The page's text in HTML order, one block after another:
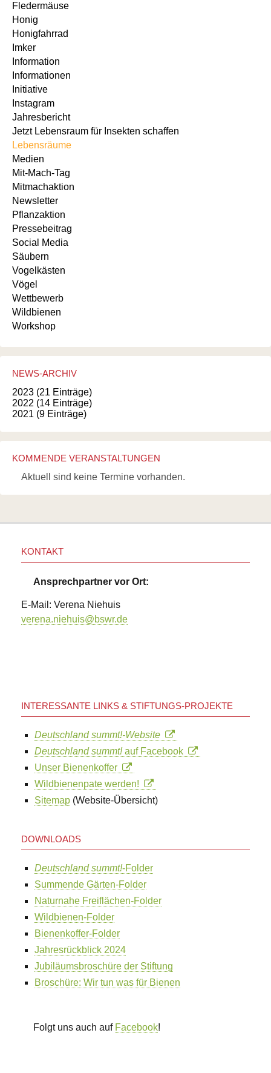
Fledermäuse
Honig
Honigfahrrad
Imker
Information
Informationen
Initiative
Instagram
Jahresbericht
Jetzt Lebensraum für Insekten schaffen
Lebensräume
Medien
Mit-Mach-Tag
Mitmachaktion
Newsletter
Pflanzaktion
Pressebeitrag
Social Media
Säubern
Vogelkästen
Vögel
Wettbewerb
Wildbienen
Workshop
NEWS-ARCHIV
2023 (21 Einträge)
2022 (14 Einträge)
2021 (9 Einträge)
KOMMENDE VERANSTALTUNGEN
Aktuell sind keine Termine vorhanden.
KONTAKT
Ansprechpartner vor Ort:
E-Mail: Verena Niehuis
verena.niehuis@bswr.de
INTERESSANTE LINKS & STIFTUNGS-PROJEKTE
Deutschland summt!-Website
Deutschland summt!auf Facebook
Unser Bienenkoffer
Wildbienenpate werden!
Sitemap (Website-Übersicht)
DOWNLOADS
Deutschland summt!-Folder
Summende Gärten-Folder
Naturnahe Freiflächen-Folder
Wildbienen-Folder
Bienenkoffer-Folder
Jahresrückblick 2024
Jubiläumsbroschüre der Stiftung
Broschüre: Wir tun was für Bienen
Folgt uns auch auf Facebook!